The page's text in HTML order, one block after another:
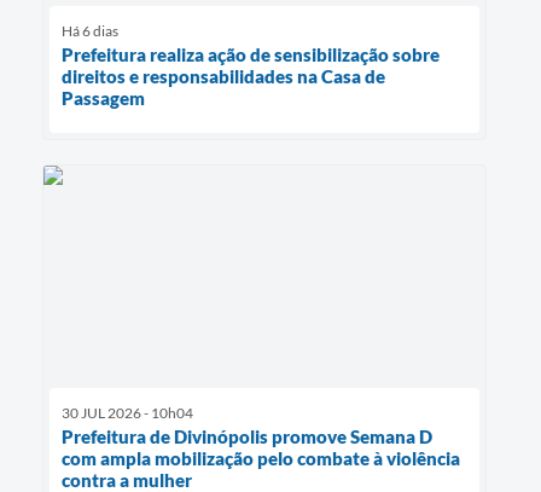
Há 6 dias
Prefeitura realiza ação de sensibilização sobre
direitos e responsabilidades na Casa de
Passagem
30 JUL 2026 - 10h04
Prefeitura de Divinópolis promove Semana D
com ampla mobilização pelo combate à violência
contra a mulher